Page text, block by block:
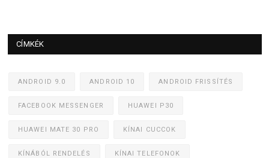
CÍMKÉK
ANDROID 9.0 ANDROID 10 ANDROID FRISSÍTÉS
FACEBOOK MESSENGER HUAWEI P30
HUAWEI MATE 30 PRO KÍNAI CUCCOK
KÍNÁBÓL RENDELÉS KÍNAI TELEFONOK